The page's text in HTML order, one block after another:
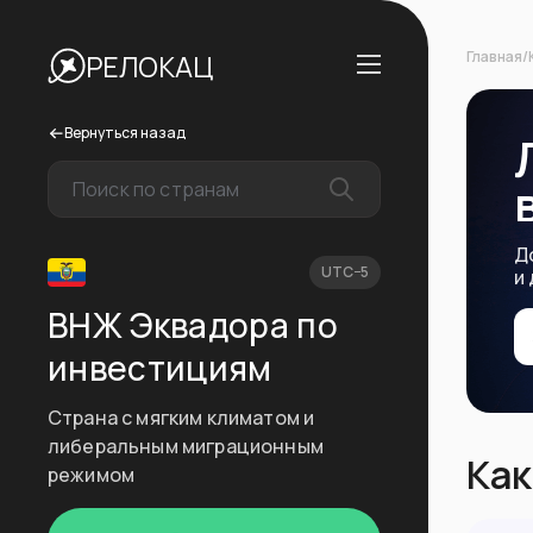
РЕЛОКАЦ
Вернуться назад
UTC−5
ВНЖ Эквадора по
инвестициям
Страна с мягким климатом и
либеральным миграционным
режимом
Главная/
и